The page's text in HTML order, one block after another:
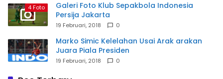
4 Foto
Galeri Foto Klub Sepakbola Indonesia
Persija Jakarta
19 Februari, 2018 0
Marko Simic Kelelahan Usai Arak arakan
Juara Piala Presiden
19 Februari, 2018 0